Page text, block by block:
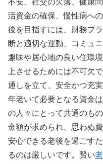
不安、社交の欠落、健康
活資金の確保、慢性病へ
後を目指すには、財務プ
断と適切な運動、コミュ
趣味や居心地の良い住環
上させるためには不可欠
通しを立て、安全かつ充
年老いて必要となる資金
の人々にとって共通のも
金額が求められ、思わぬ
安心できる老後を過ごす
るのは厳しいです。賢い